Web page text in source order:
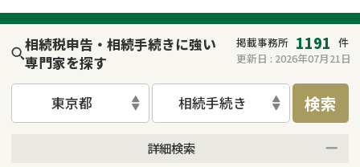
相続税申告・相続手続きに強い
専門家を探す
掲載事務所 1191 件
更新日 : 2026年07月21日
東京都 相続手続き 検索
詳細検索